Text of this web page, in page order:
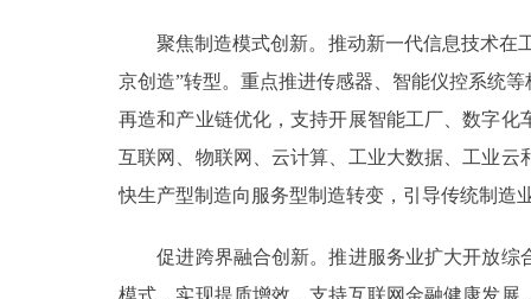
聚焦制造模式创新。推动新一代信息技术在工
京创造”转型。重点推进传感器、智能仪控系统
再造和产业链优化，支持开展智能工厂、数字
互联网、物联网、云计算、工业大数据、工业
快生产型制造向服务型制造转变，引导传统制造
促进跨界融合创新。推进服务业扩大开放综
模式，实现提质增效。支持互联网金融健康发